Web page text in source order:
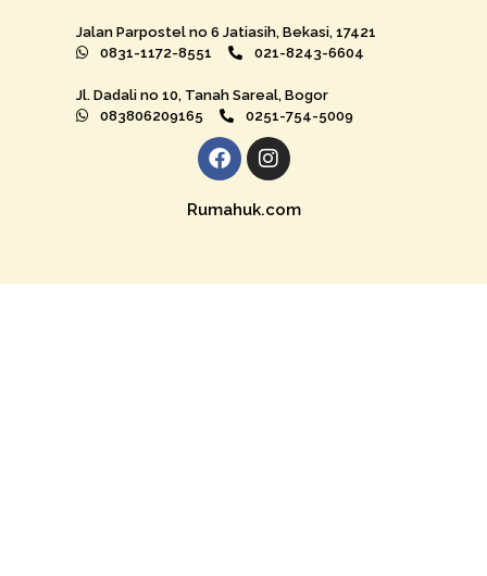
Jalan Parpostel no 6 Jatiasih, Bekasi, 17421
0831-1172-8551
021-8243-6604
Jl. Dadali no 10, Tanah Sareal, Bogor
083806209165
0251-754-5009
Rumahuk.com